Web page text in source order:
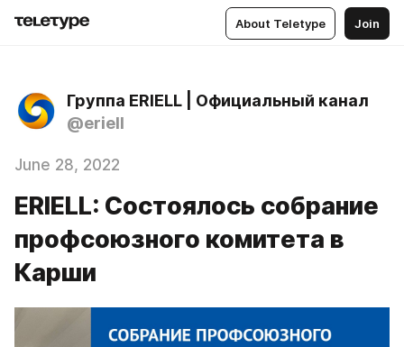
About Teletype Join
Группа ERIELL | Официальный канал
@eriell
June 28, 2022
ERIELL: Состоялось собрание
профсоюзного комитета в
Карши